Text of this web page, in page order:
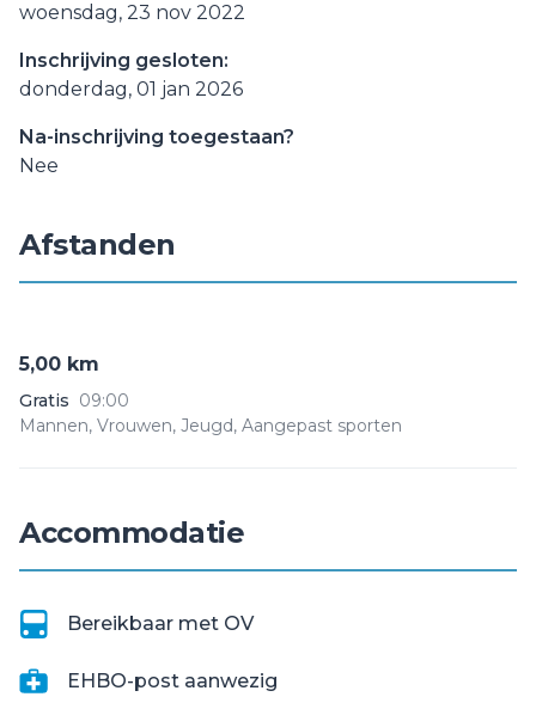
woensdag, 23 nov 2022
Inschrijving gesloten:
donderdag, 01 jan 2026
Na-inschrijving toegestaan?
Nee
Afstanden
5,00 km
09:00
Mannen, Vrouwen, Jeugd, Aangepast sporten
Gratis
Accommodatie
Bereikbaar met OV
EHBO-post aanwezig